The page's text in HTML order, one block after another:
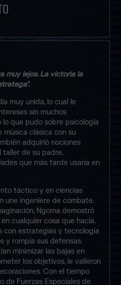
muy lejos. La victoria la
muy unida, lo cual le
sin muchos
que pudo sobre psicología
música clásica con su
adquirió nociones
taller de su padre,
que más tarde usaría en
táctico y en ciencias
une ingeniere de combate.
Ngoma demostró
cualquier cosa que hacía.
con estrategias y tecnología
y rompía sus defensas.
minimizar las bajas en
los objetivos, le valieron
Con el tiempo
de Fuerzas Especiales de